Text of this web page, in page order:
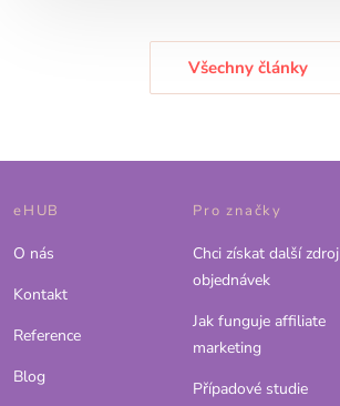
Všechny články
eHUB
O nás
Kontakt
Reference
Blog
Pro značky
Chci získat další zdroj
objednávek
Jak funguje affiliate
marketing
Případové studie